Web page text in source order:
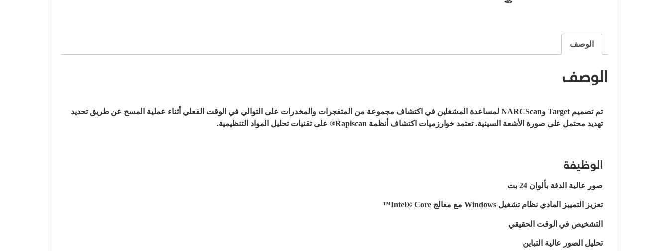
الوصف
الوصف
تم تصميم Target وNARCScan لمساعدة المشغلين في اكتشاف مجموعة من المتفجرات والمخدرات على التوالي في الوقت الفعلي أثناء عملية المسح عن طريق تحديد
تهديد محتمل على صورة الأشعة السينية. تعتمد خوارزميات اكتشاف أنظمة Rapiscan® على تقنيات تحليل المواد التنظيمية.
الوظيفة
صور عالية الدقة بألوان 24 بت
تعزيز التمييز المادي نظام تشغيل Windows مع معالج Intel® Core™
التشخيص في الوقت الحقيقي
تحليل الصور عالية التباين